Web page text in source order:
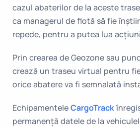
cazul abaterilor de la aceste
ca managerul de flotă să fie
repede, pentru a putea lua
Prin crearea de Geozone sau
crează un traseu virtual pentru
orice abatere va fi semnalată
EchipamenteleCargoTrack
permanență datele de la